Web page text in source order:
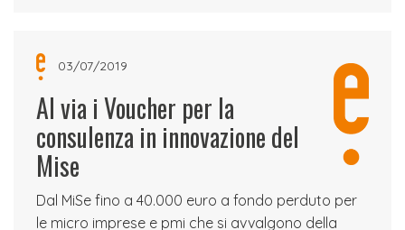
03/07/2019
Al via i Voucher per la
consulenza in innovazione del
Mise
Dal MiSe fino a 40.000 euro a fondo perduto per
le micro imprese e pmi che si avvalgono della